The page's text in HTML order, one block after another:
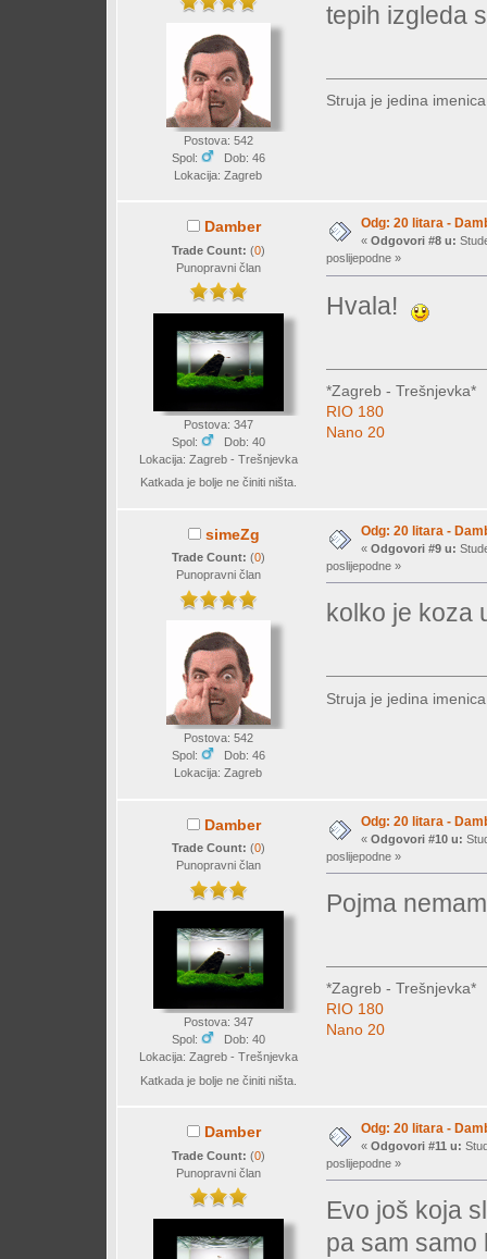
Postova: 542
Spol:
Dob: 46
Lokacija: Zagreb
tepih izgleda
Struja je jedina
Damber
Trade Count: (0)
Punopravni član
Postova: 347
Spol:
Dob: 40
Lokacija: Zagreb - Trešnjevka
Katkada je bolje ne činiti ništa.
Odg: 20 litara -
« Odgovori #8 u:
poslijepodne »
Hvala!
*Zagreb - Trešnjevka*
RIO 180
Nano 20
simeZg
Trade Count: (0)
Punopravni član
Postova: 542
Spol:
Dob: 46
Lokacija: Zagreb
Odg: 20 litara -
« Odgovori #9 u:
poslijepodne »
kolko je koza
Struja je jedina
Damber
Trade Count: (0)
Punopravni član
Postova: 347
Spol:
Dob: 40
Lokacija: Zagreb - Trešnjevka
Katkada je bolje ne činiti ništa.
Odg: 20 litara -
« Odgovori #10 u:
poslijepodne »
Pojma
*Zagreb - Trešnjevka*
RIO 180
Nano 20
Damber
Trade Count: (0)
Punopravni član
Odg: 20 litara -
« Odgovori #11 u:
poslijepodne »
Evo još koja
pa sam samo